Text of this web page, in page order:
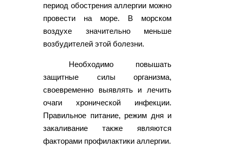
период обострения аллергии можно
провести на море. В морском
воздухе значительно меньше
возбудителей этой болезни.
Необходимо повышать
защитные силы организма,
своевременно выявлять и лечить
очаги хронической инфекции.
Правильное питание, режим дня и
закаливание также являются
факторами профилактики аллергии.